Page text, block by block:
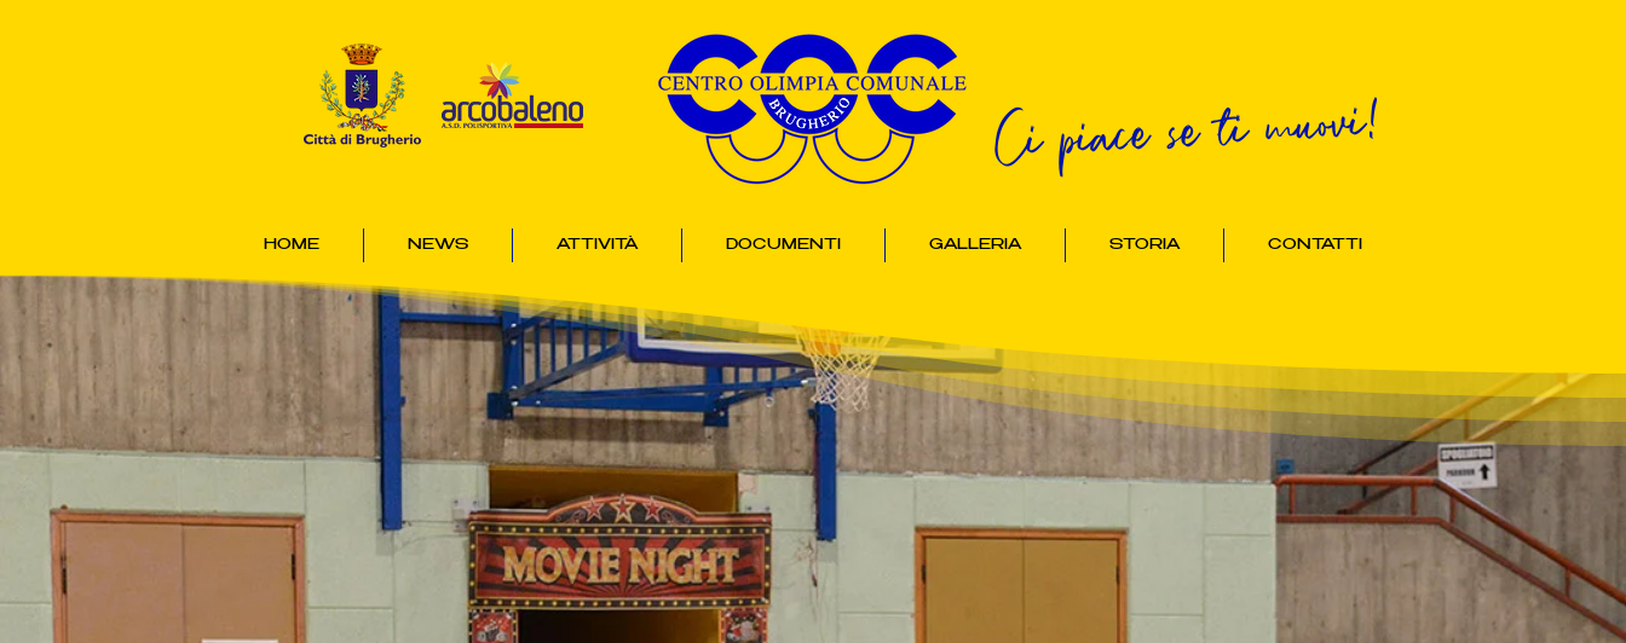
Ci piace se ti muovi!
HOME NEWS ATTIVITÀ DOCUMENTI GALLERIA STORIA CONTATTI